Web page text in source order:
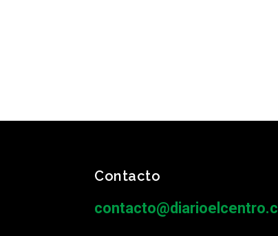
Contacto
contacto@diarioelcentro.cl